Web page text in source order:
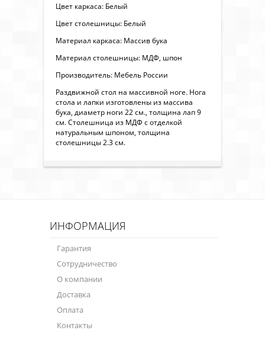
Цвет каркаса: Белый
Цвет столешницы: Белый
Материал каркаса: Массив бука
Материал столешницы: МДФ, шпон
Производитель: Мебель России
Раздвижной стол на массивной ноге. Нога
стола и лапки изготовлены из массива
бука, диаметр ноги 22 см., толщина лап 9
см. Столешница из МДФ с отделкой
натуральным шпоном, толщина
столешницы 2.3 см.
ИНФОРМАЦИЯ
Гарантия
Сотрудничество
О компании
Доставка
Оплата
Контакты